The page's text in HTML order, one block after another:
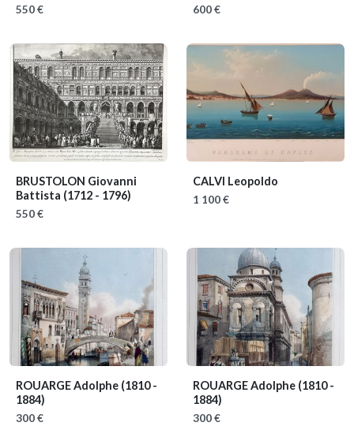
550 € 600 €
BRUSTOLON Giovanni
Battista (1712 - 1796)
550 €
CALVI Leopoldo
1 100 €
ROUARGE Adolphe (1810 -
1884)
300 €
ROUARGE Adolphe (1810 -
1884)
300 €